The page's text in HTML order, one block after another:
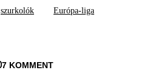
szurkolók Európa-liga
7 KOMMENT